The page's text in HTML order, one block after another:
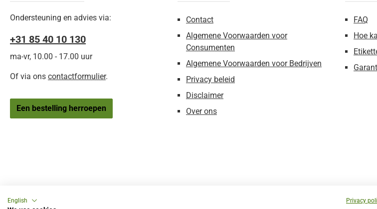
Ondersteuning en advies via:
+31 85 40 10 130
ma-vr, 10.00 - 17.00 uur
Of via ons contactformulier.
Een bestelling herroepen
Contact
Algemene Voorwaarden voor
Consumenten
Algemene Voorwaarden voor Bedrijven
Privacy beleid
Disclaimer
Over ons
FAQ
Hoe
Website
English Privacy